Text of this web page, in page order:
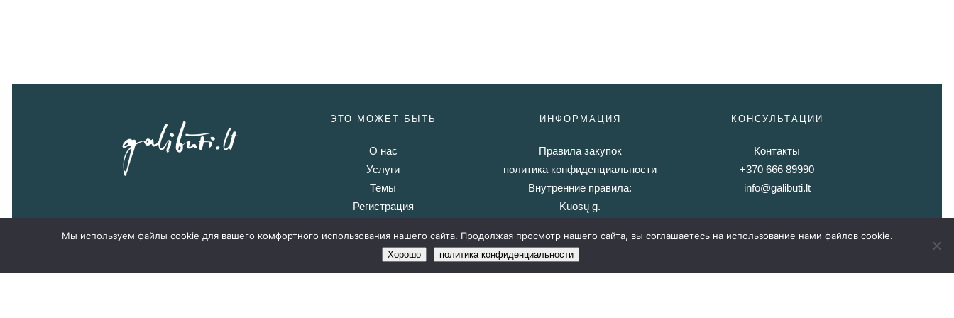
ЭТО МОЖЕТ БЫТЬ
О нас
Услуги
Темы
Регистрация
ИНФОРМАЦИЯ
Правила закупок
политика конфиденциальности
Внутренние правила:
Kuosų g.
КОНСУЛЬТАЦИИ
Контакты
+370 666 89990
info@galibuti.lt
Мы используем файлы cookie для вашего комфортного использования нашего сайта. Продолжая просмотр нашего сайта, вы соглашаетесь на использование нами файлов cookie.
Хорошо политика конфиденциальности